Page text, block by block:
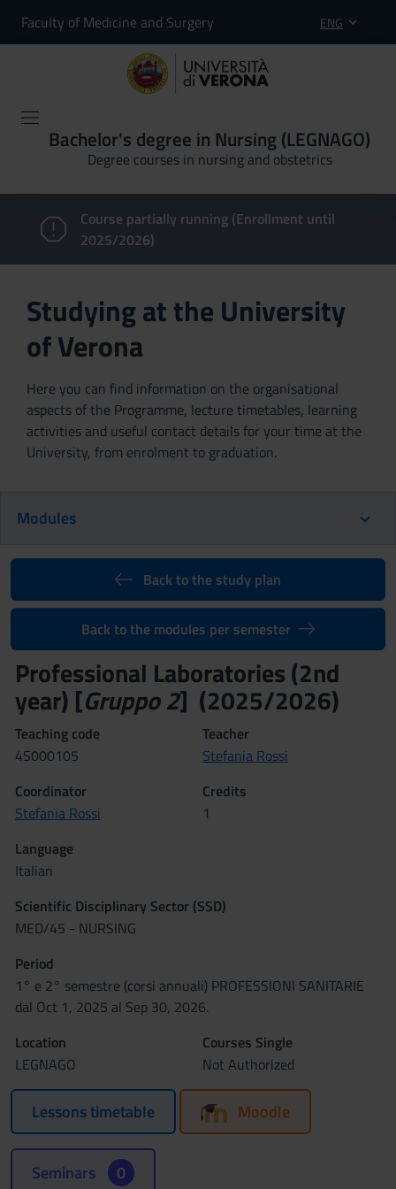
Faculty of Medicine and Surgery ENG
Bachelor's degree in Nursing (LEGNAGO)
Degree courses in nursing and obstetrics
Course partially running (Enrollment until
2025/2026)
Studying at the University
of Verona
Here you can find information on the organisational
aspects of the Programme, lecture timetables, learning
activities and useful contact details for your time at the
University, from enrolment to graduation.
Modules
Back to the study plan
Back to the modules per semester
Professional Laboratories (2nd
year) [Gruppo 2] (2025/2026)
Teaching code
4S000105
Teacher
Stefania Rossi
Coordinator
Stefania Rossi
Credits
1
Language
Italian
Scientific Disciplinary Sector (SSD)
MED/45 - NURSING
Period
1° e 2° semestre (corsi annuali) PROFESSIONI SANITARIE
dal Oct 1, 2025 al Sep 30, 2026.
Location
LEGNAGO
Courses Single
Not Authorized
Lessons timetable Moodle
Seminars 0